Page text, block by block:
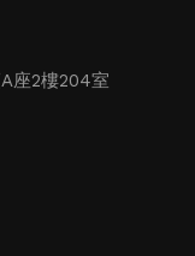
座2樓204室